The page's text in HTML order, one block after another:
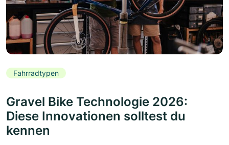
Fahrradtypen
Gravel Bike Technologie 2026:
Diese Innovationen solltest du
kennen